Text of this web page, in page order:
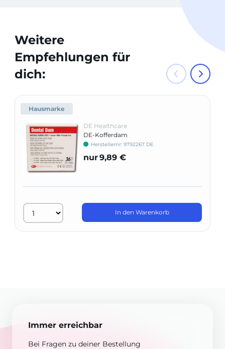
Weitere
Empfehlungen für
dich:
Hausmarke
DE Healthcare
DE-Kofferdam
Herstellernr: 9792267 DE
nur9,89 €
In den Warenkorb
Immer erreichbar
Bei Fragen zu deiner Bestellung